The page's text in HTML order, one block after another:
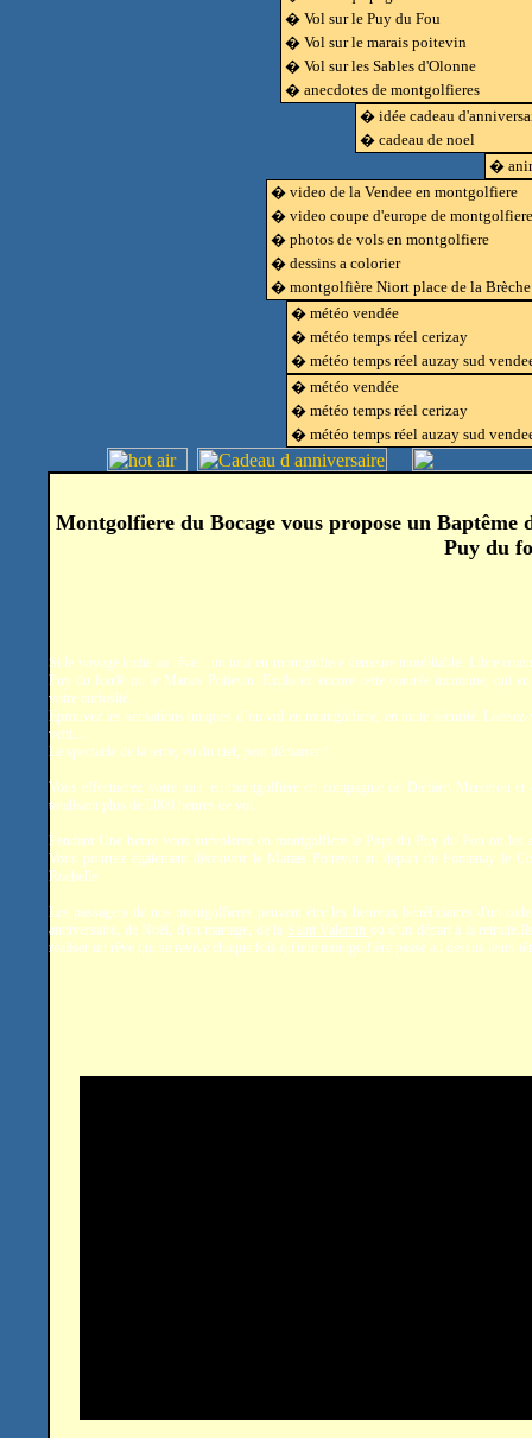
� Vol sur le Puy du Fou
� Vol sur le marais poitevin
� Vol sur les Sables d'Olonne
� anecdotes de montgolfieres
� idée cadeau
� cadeau de noel
�
� video de la Vendee en montgolfiere
� video coupe d'europe de montgolfiere
� photos de vols en montgolfiere
� dessins a colorier
� montgolfière Niort place de la Brèche
� météo vendée
� météo temps réel cerizay
� météo temps réel auzay sud
� météo vendée
� météo temps réel cerizay
� météo temps réel auzay sud
Montgolfiere du Bocage vous propose un Baptême
Puy du
Si le voyage incite au rêve…un tour en montgolfiere demeure inoubliable. Libre
Puy du fou® ou le Marais Poitevin. Explorez encore cette contrée inconnue, qui en
votre curiosité.
Eprouvez les sensations uniques d’un vol en montgolfiere, en toute sécurité.
vent…
Le spectacle de la terre, vu du ciel, peut démarrer !
Vous effectuerez votre tour en montgolfiere en compagnie de Damien Merceron
totalisant plus de 3000 heures de vol.
Pendant Une heure vous survolerez en montgolfiere le Pays du Puy du Fou ou les
Vous pourrez également découvrir le Marais Poitevin au départ de Fontenay le
Rochelle
Les passagers de nos montgolfieres peuvent être les heureux bénéficiaires d'un
anniversaire, de Noël, d'un mariage, de la Saint Valentin ou d'un départ à la
réaliser un rêve qui se ravive chaque fois qu'une montgolfière passe au dessus leurs